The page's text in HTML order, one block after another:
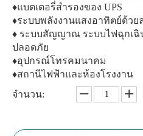
♦แบตเตอรี่สำรองของ UPS
♦ระบบพลังงานแสงอาทิตย์ด้วย
♦ ระบบสัญญาณ ระบบไฟฉุกเฉิ
ปลอดภัย
♦อุปกรณ์โทรคมนาคม
♦สถานีไฟฟ้าและห้องโรงงาน
จำนวน: